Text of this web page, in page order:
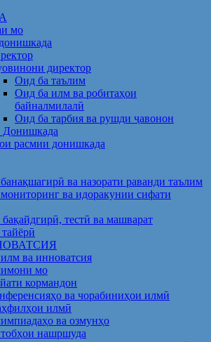
мо
директор
Оид ба таълим
Оид ба илм ва робитаҳои
байналмилалӣ
Оид ба тарбия ва рушди ҷавонон
Донишкада
расмии донишкада
ва назорати раванди таълим
ва идоракунии сифати
тестӣ ва машварат
ва инноватсия
мо
кормандон
ва чорабиниҳои илмӣ
илмӣ
ва озмунҳо
нашршуда